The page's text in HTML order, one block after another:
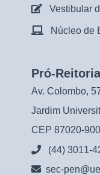
Vestibular
Núcleo de
Pró-
Av. Colombo,
Jardim
CEP 87020-
(44) 3011-
sec-